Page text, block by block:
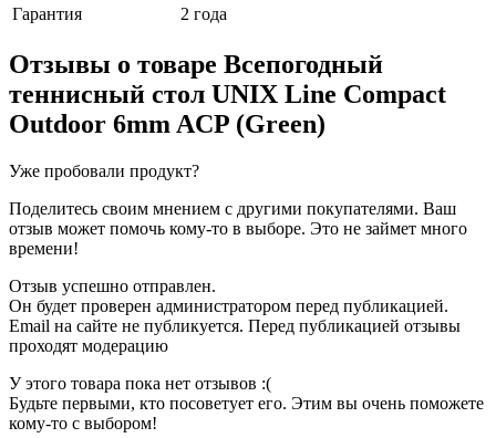
Гарантия
2 года
Отзывы о товаре Всепогодный
теннисный стол UNIX Line Compact
Outdoor 6mm ACP (Green)
Уже пробовали продукт?
Поделитесь своим мнением с другими покупателями. Ваш
отзыв может помочь кому-то в выборе. Это не займет много
времени!
Отзыв успешно отправлен.
Он будет проверен администратором перед публикацией.
Email на сайте не публикуется. Перед публикацией отзывы
проходят модерацию
У этого товара пока нет отзывов :(
Будьте первыми, кто посоветует его. Этим вы очень поможете
кому-то с выбором!